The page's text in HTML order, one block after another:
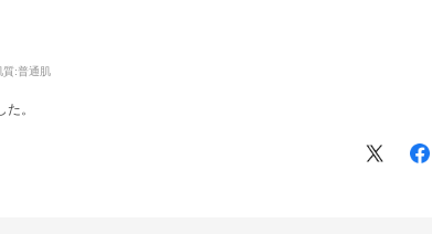
質:普通肌
。